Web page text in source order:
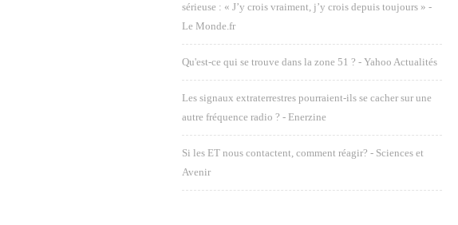
sérieuse : « J’y crois vraiment, j’y crois depuis toujours » -
Le Monde.fr
Qu'est-ce qui se trouve dans la zone 51 ? - Yahoo Actualités
Les signaux extraterrestres pourraient-ils se cacher sur une
autre fréquence radio ? - Enerzine
Si les ET nous contactent, comment réagir? - Sciences et
Avenir